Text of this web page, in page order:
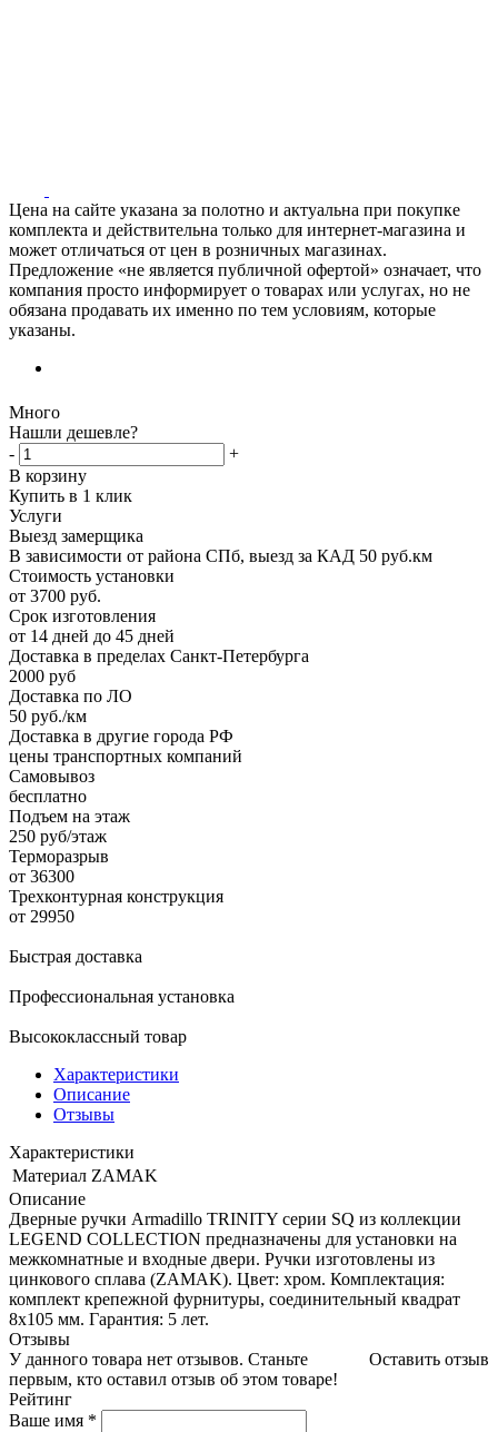
Цена на сайте указана за полотно и актуальна при покупке
комплекта и действительна только для интернет-магазина и
может отличаться от цен в розничных магазинах.
Предложение «не является публичной офертой» означает, что
компания просто информирует о товарах или услугах, но не
обязана продавать их именно по тем условиям, которые
указаны.
Много
Нашли дешевле?
-
+
В корзину
Купить в 1 клик
Услуги
Выезд замерщика
В зависимости от района СПб, выезд за КАД 50 руб.км
Стоимость установки
от 3700 руб.
Срок изготовления
от 14 дней до 45 дней
Доставка в пределах Санкт-Петербурга
2000 руб
Доставка по ЛО
50 руб./км
Доставка в другие города РФ
цены транспортных компаний
Самовывоз
бесплатно
Подъем на этаж
250 руб/этаж
Терморазрыв
от 36300
Трехконтурная конструкция
от 29950
Быстрая доставка
Профессиональная установка
Высококлассный товар
Характеристики
Описание
Отзывы
Характеристики
Материал ZAMAK
Описание
Дверные ручки Armadillo TRINITY серии SQ из коллекции
LEGEND COLLECTION предназначены для установки на
межкомнатные и входные двери. Ручки изготовлены из
цинкового сплава (ZAMAK). Цвет: хром. Комплектация:
комплект крепежной фурнитуры, соединительный квадрат
8x105 мм. Гарантия: 5 лет.
Отзывы
Оставить отзыв
У данного товара нет отзывов. Станьте
первым, кто оставил отзыв об этом товаре!
Рейтинг
Ваше имя *